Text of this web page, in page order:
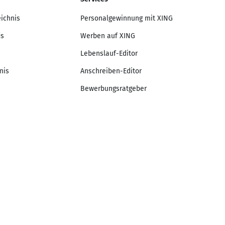
Personalgewinnung mit XING
Werben auf XING
Lebenslauf-Editor
Anschreiben-Editor
Bewerbungsratgeber